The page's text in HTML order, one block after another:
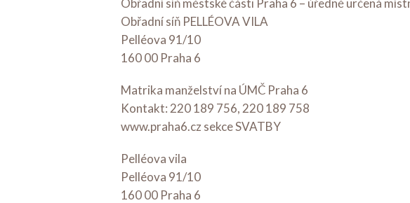
Obřadní síň městské části Praha 6 – úředně určená
Obřadní síň PELLÉOVA VILA
Pelléova 91/10
160 00 Praha 6
Matrika manželství na ÚMČ Praha 6
Kontakt: 220 189 756, 220 189 758
www.praha6.cz sekce SVATBY
Pelléova vila
Pelléova 91/10
160 00 Praha 6